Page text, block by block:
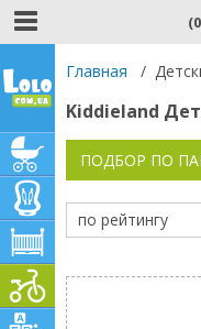
Главная /
Kiddieland
ПОДБОР ПО
по рейтингу